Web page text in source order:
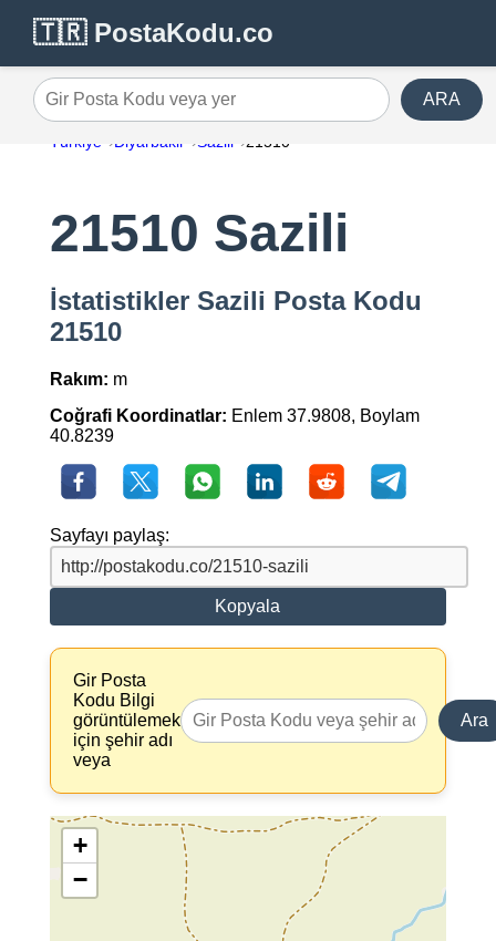
🇹🇷 PostaKodu.co
Gir Posta Kodu veya yer ARA
Türkiye Diyarbakir Sazili 21510
21510 Sazili
İstatistikler Sazili Posta Kodu
21510
Rakım: m
Coğrafi Koordinatlar: Enlem 37.9808, Boylam
40.8239
Sayfayı paylaş:
Kopyala
Gir Posta
Kodu Bilgi
görüntülemek
için şehir adı
veya
Ara
+
−